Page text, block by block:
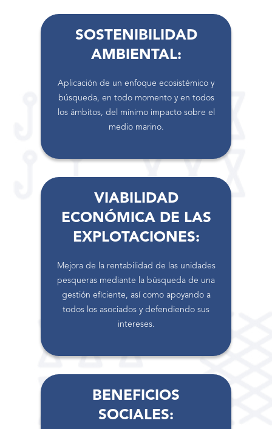
SOSTENIBILIDAD
AMBIENTAL:
Aplicación de un enfoque ecosistémico y
búsqueda, en todo momento y en todos
los ámbitos, del mínimo impacto sobre el
medio marino.
VIABILIDAD
ECONÓMICA DE LAS
EXPLOTACIONES:
Mejora de la rentabilidad de las unidades
pesqueras mediante la búsqueda de una
gestión eficiente, así como apoyando a
todos los asociados y defendiendo sus
intereses.
BENEFICIOS
SOCIALES: